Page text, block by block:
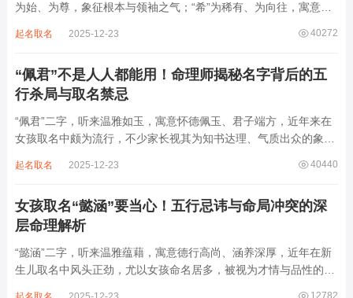
为始、为尊，象征根本与领袖之气；“希”为稀有、为向往，寓意卓
象。然姓名非止文雅，实为命理气场之枢纽。一字之选，关乎运途
40272
起名取名 2025-12-23
“佩君”不是人人都能用！命理师揭秘名字背后的五
行杀局与取名禁忌
“佩君”二字，听来温雅如玉，寓意怀德佩玉、君子端方，近年来在
女孩取名中颇为流行，不少家长视其为知书达理、气质出众的象
察“佩君”之象，实藏金气过旺、木土受制之局，若不顾命主五行强
40440
起名取名 2025-12-23
女孩取名“懿涵”要当心！五行忌讳与命局冲突的深
层命理解析
“懿涵”二字，听来温雅蕴藉，寓意德行高尚、涵养深厚，近年在新
生儿取名中风头正劲，尤以女孩命名居多，被视为才情与品性的完